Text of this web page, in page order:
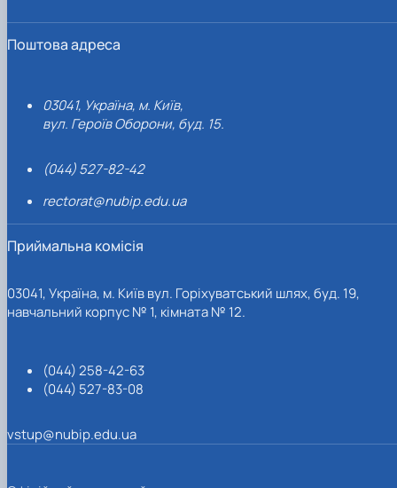
Поштова адреса
03041, Україна, м. Київ,
вул. Героїв Оборони, буд. 15.
(044) 527-82-42
rectorat@nubip.edu.ua
Приймальна комісія
03041, Україна, м. Київ вул. Горіхуватський шлях, буд. 19,
навчальний корпус № 1, кімната № 12.
(044) 258-42-63
(044) 527-83-08
vstup@nubip.edu.ua